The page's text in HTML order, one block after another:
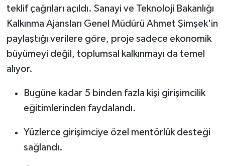
teklif çağrıları açıldı. Sanayi ve Teknoloji Bakanlığı
Kalkınma Ajansları Genel Müdürü Ahmet Şimşek'in
paylaştığı verilere göre, proje sadece ekonomik
büyümeyi değil, toplumsal kalkınmayı da temel
alıyor.
Bugüne kadar 5 binden fazla kişi girişimcilik
eğitimlerinden faydalandı.
Yüzlerce girişimciye özel mentörlük desteği
sağlandı.